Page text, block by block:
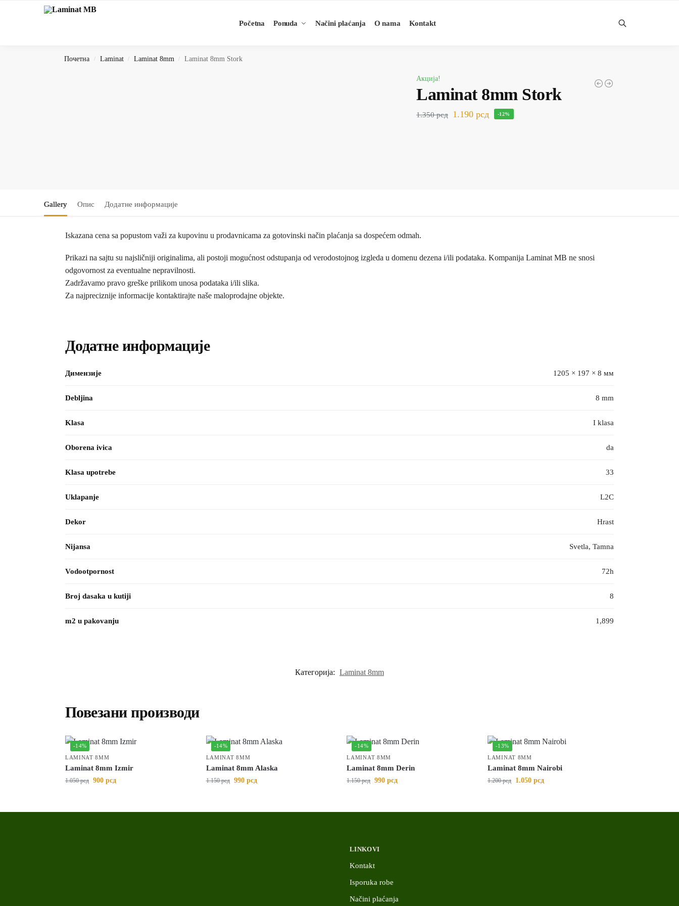
Početna Ponuda Načini plaćanja O nama Kontakt
Search
Почетна
/ Laminat / Laminat 8mm / Laminat 8mm Stork
Акција!
Laminat 8mm Stork
1.350рсд 1.190рсд -12%
Gallery Опис Додатне информације
Iskazana cena sa popustom važi za kupovinu u prodavnicama za gotovinski način plaćanja sa dospećem odmah.
Prikazi na sajtu su najsličniji originalima, ali postoji mogućnost odstupanja od verodostojnog izgleda u domenu dezena i/ili podataka. Kompanija Laminat MB ne snosi
odgovornost za eventualne nepravilnosti.
Zadržavamo pravo greške prilikom unosa podataka i/ili slika.
Za najpreciznije informacije kontaktirajte naše maloprodajne objekte.
Додатне информације
Димензије 1205 × 197 × 8 мм
Debljina 8 mm
Klasa I klasa
Oborena ivica da
Klasa upotrebe 33
Uklapanje L2C
Dekor Hrast
Nijansa Svetla, Tamna
Vodootpornost 72h
Broj dasaka u kutiji 8
m2 u pakovanju 1,899
Категорија: Laminat 8mm
Повезани производи
-14%
LAMINAT 8MM
Laminat 8mm Izmir
1.050рсд 900 рсд
-14%
LAMINAT 8MM
Laminat 8mm Alaska
1.150рсд 990 рсд
-14%
LAMINAT 8MM
Laminat 8mm Derin
1.150рсд 990рсд
-13%
LAMINAT 8MM
Laminat 8mm Nairobi
1.200рсд 1.050рсд
LINKOVI
Kontakt
Isporuka robe
Načini plaćanja